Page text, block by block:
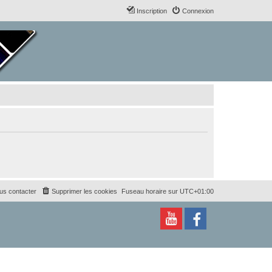
Connexion
Inscription
Fuseau horaire sur UTC+01:00
Supprimer les cookies
contacter